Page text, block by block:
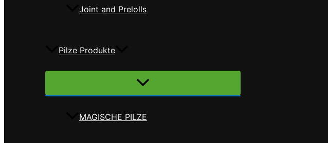
Joint and Prelolls
Pilze Produkte
Menü
MAGISCHE PILZE